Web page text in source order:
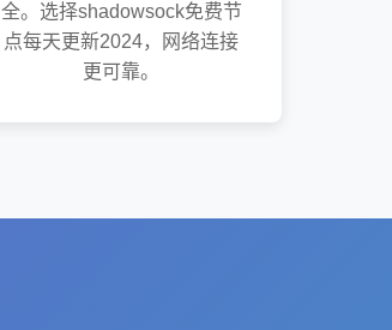
全。选择shadowsock免费节
点每天更新2024，网络连接
更可靠。